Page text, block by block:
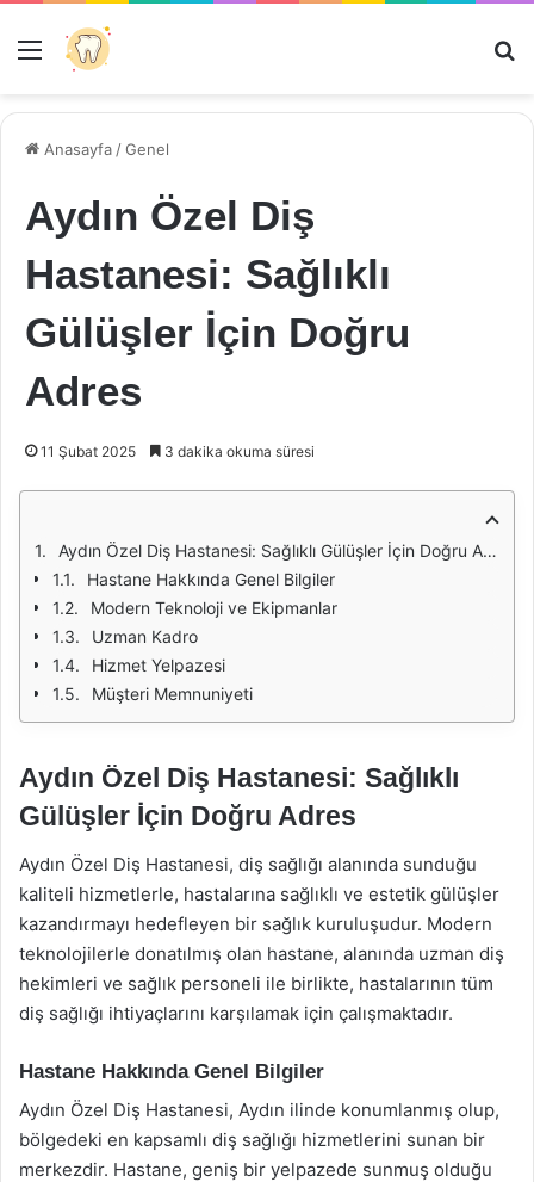
Menü
Anasayfa /Genel
Aydın Özel Diş
Hastanesi: Sağlıklı
Gülüşler İçin Doğru
Adres
11 Şubat 2025 3 dakika okuma süresi
Aydın Özel Diş Hastanesi: Sağlıklı Gülüşler İçin Doğru Adres
Hastane Hakkında Genel Bilgiler
Modern Teknoloji ve Ekipmanlar
Uzman Kadro
Hizmet Yelpazesi
Müşteri Memnuniyeti
Aydın Özel Diş Hastanesi: Sağlıklı
Gülüşler İçin Doğru Adres
Aydın Özel Diş Hastanesi, diş sağlığı alanında sunduğu
kaliteli hizmetlerle, hastalarına sağlıklı ve estetik gülüşler
kazandırmayı hedefleyen bir sağlık kuruluşudur. Modern
teknolojilerle donatılmış olan hastane, alanında uzman diş
hekimleri ve sağlık personeli ile birlikte, hastalarının tüm
diş sağlığı ihtiyaçlarını karşılamak için çalışmaktadır.
Hastane Hakkında Genel Bilgiler
Aydın Özel Diş Hastanesi, Aydın ilinde konumlanmış olup,
bölgedeki en kapsamlı diş sağlığı hizmetlerini sunan bir
merkezdir. Hastane, geniş bir yelpazede sunmuş olduğu